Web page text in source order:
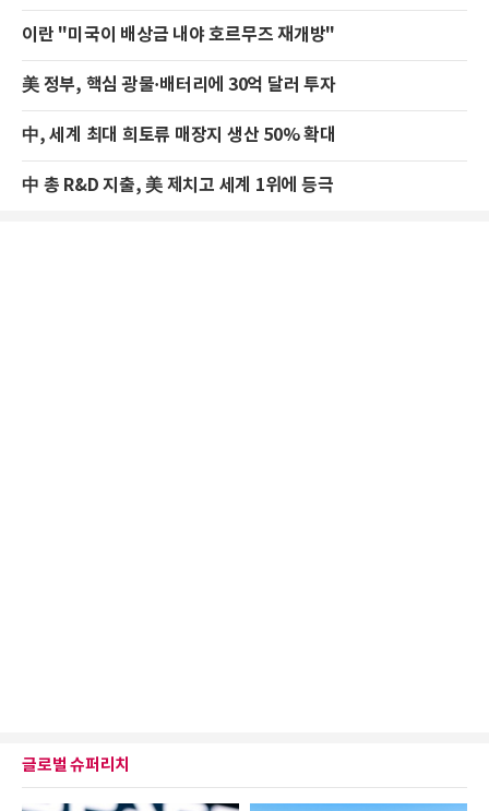
이란 "미국이 배상금 내야 호르무즈 재개방"
美 정부, 핵심 광물·배터리에 30억 달러 투자
中, 세계 최대 희토류 매장지 생산 50% 확대
中 총 R&D 지출, 美 제치고 세계 1위에 등극
글로벌 슈퍼리치